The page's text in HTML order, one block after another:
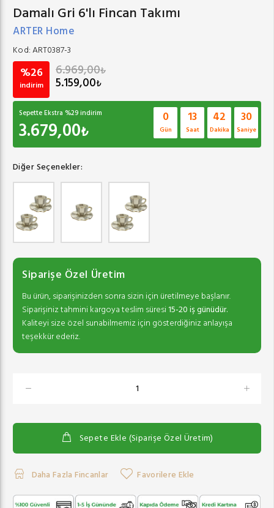
Damalı Gri 6'lı Fincan Takımı
ARTER Home
Kod:ART0387-3
%26
indirim
6.969,00₺
5.159,00₺
Sepette Ekstra %29indirim
3.679,00₺
0
Gün
13
Saat
42
Dakika
29
Saniye
Diğer Seçenekler:
Siparişe Özel Üretim
Bu ürün, siparişinizden sonra sizin için üretilmeye başlanır.
Siparişiniz tahmini kargoya teslim süresi15-20 iş günüdür.
Kaliteyi size özel sunabilmemiz için gösterdiğiniz anlayışa
teşekkür ederiz.
Sepete Ekle (Siparişe Özel Üretim)
Daha Fazla Fincanlar Favorilere Ekle